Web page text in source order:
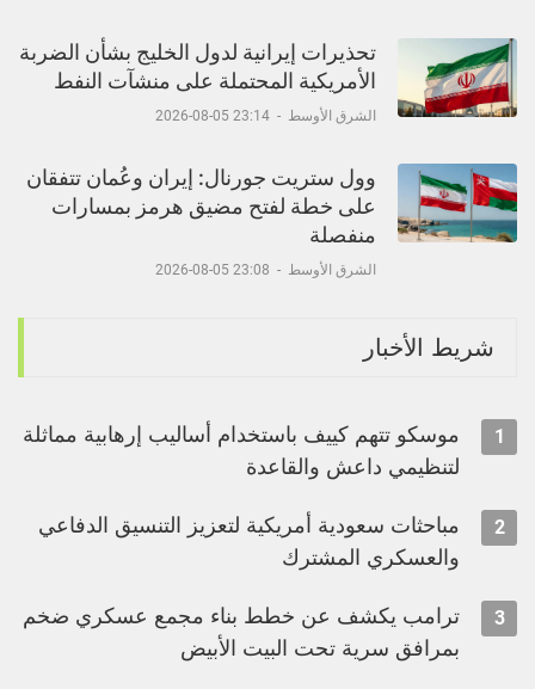
تحذيرات إيرانية لدول الخليج بشأن الضربة
الأمريكية المحتملة على منشآت النفط
الشرق الأوسط -
23:14 05-08-2026
وول ستريت جورنال: إيران وعُمان تتفقان
على خطة لفتح مضيق هرمز بمسارات
منفصلة
الشرق الأوسط -
23:08 05-08-2026
شريط الأخبار
1
موسكو تتهم كييف باستخدام أساليب إرهابية مماثلة
لتنظيمي داعش والقاعدة
2
مباحثات سعودية أمريكية لتعزيز التنسيق الدفاعي
والعسكري المشترك
3
ترامب يكشف عن خطط بناء مجمع عسكري ضخم
بمرافق سرية تحت البيت الأبيض